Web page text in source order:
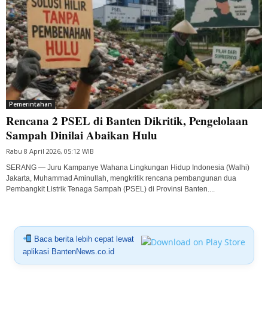
Pemerintahan
Rencana 2 PSEL di Banten Dikritik, Pengelolaan
Sampah Dinilai Abaikan Hulu
Rabu 8 April 2026, 05:12 WIB
SERANG — Juru Kampanye Wahana Lingkungan Hidup Indonesia (Walhi)
Jakarta, Muhammad Aminullah, mengkritik rencana pembangunan dua
Pembangkit Listrik Tenaga Sampah (PSEL) di Provinsi Banten....
Baca berita lebih cepat lewat
aplikasi BantenNews.co.id